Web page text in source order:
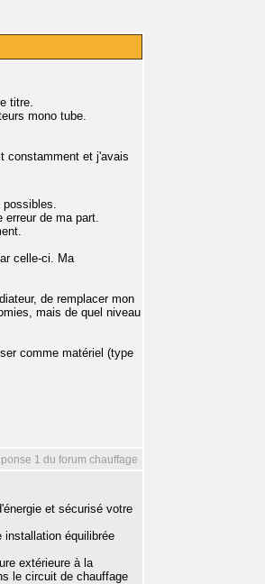
titre.
mono tube.
constamment et j'avais
possibles.
erreur de ma part.
celle-ci. Ma
de remplacer mon
mais de quel niveau
comme matériel (type
1 du forum chauffage
et sécurisé votre
installation équilibrée
extérieure à la
le circuit de chauffage